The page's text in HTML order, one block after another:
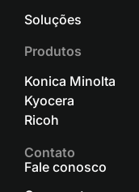
Soluções
Produtos
Konica Minolta
Kyocera
Ricoh
Contato
Fale conosco